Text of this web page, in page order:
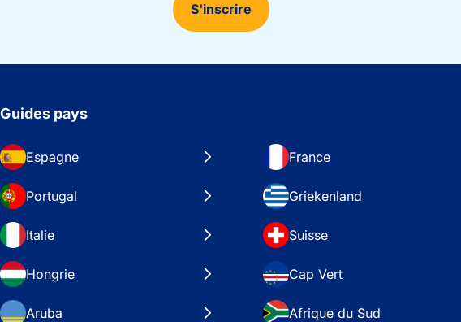
S'inscrire
Guides pays
Espagne France
Portugal Griekenland
Italie Suisse
Hongrie Cap Vert
Aruba Afrique du Sud